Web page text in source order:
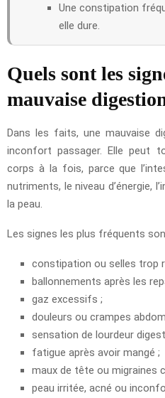
Une constipation
elle dure.
Quels sont les
mauvaise
Dans les faits, une mauvaise
inconfort passager. Elle peut
corps à la fois, parce que
nutriments, le niveau d’énergie,
la peau.
Les signes les plus fréquents
constipation ou selles trop
ballonnements après les
gaz excessifs ;
douleurs ou crampes
sensation de lourdeur
fatigue après avoir mangé ;
maux de tête ou migraines
peau irritée, acné ou